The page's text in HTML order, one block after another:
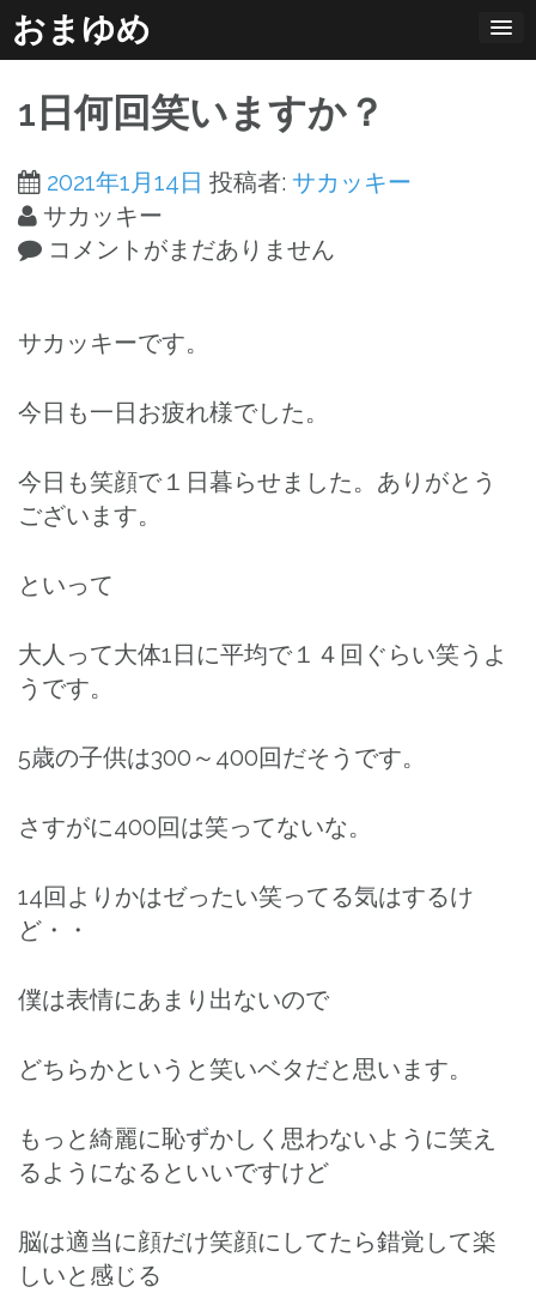
コ
ン
ン
へ
ス
キ
おまゆめ
1日何回笑いますか？
2021年1月14日 投稿者: サカッキー
サカッキー
コメントがまだありません
サカッキーです。
今日も一日お疲れ様でした。
今日も笑顔で１日暮らせました。ありがとう
ございます。
といって
大人って大体1日に平均で１４回ぐらい笑うよ
うです。
5歳の子供は300～400回だそうです。
さすがに400回は笑ってないな。
14回よりかはゼったい笑ってる気はするけ
ど・・
僕は表情にあまり出ないので
どちらかというと笑いベタだと思います。
もっと綺麗に恥ずかしく思わないように笑え
るようになるといいですけど
脳は適当に顔だけ笑顔にしてたら錯覚して楽
しいと感じる